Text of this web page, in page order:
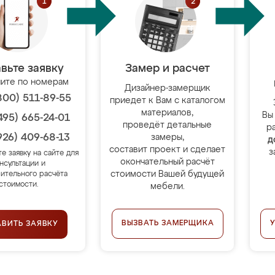
заявку
по номерам
511-89-55
665-24-01
409-68-13
заявку на сайте для
и
расчёта
ЗАЯВКУ
Замер и расчет
Дизайнер-замерщик
приедет к Вам с каталогом
материалов,
проведёт детальные
замеры,
составит проект и сделает
окончательный расчёт
стоимости Вашей будущей
мебели.
ВЫЗВАТЬ ЗАМЕРЩИКА
Вы